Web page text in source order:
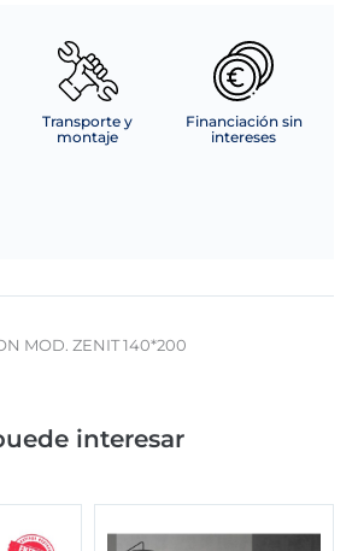
Transporte y
montaje
Financiación sin
intereses
MOD. ZENIT 140*200
interesar